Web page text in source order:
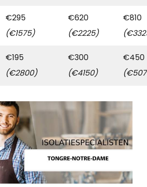
€295
(€1575)
€620
(€2225)
€810
€195
(€2800)
€300
(€4150)
€450